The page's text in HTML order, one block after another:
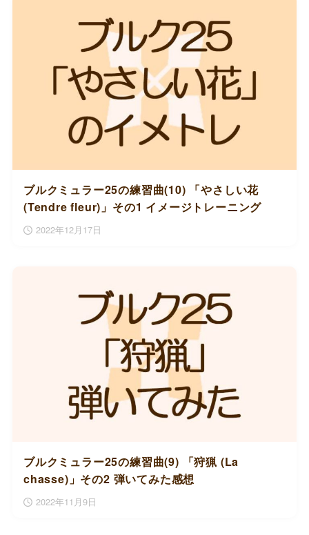
ブルクミュラー25の練習曲(10) 「やさしい花
(Tendre fleur)」その1 イメージトレーニング
2022年12月17日
ブルクミュラー25の練習曲(9) 「狩猟 (La
chasse)」その2 弾いてみた感想
2022年11月9日